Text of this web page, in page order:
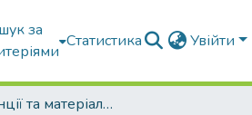
за
Статистика Увійти
Конференції та матеріали конференцій